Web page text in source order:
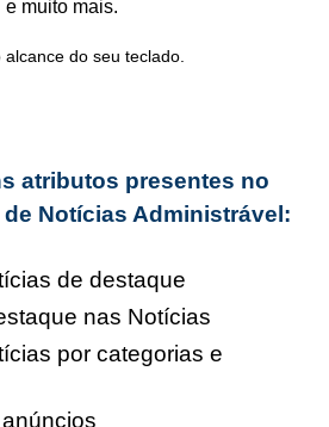
e muito mais.
alcance do seu teclado.
atributos presentes no
Notícias Administrável:
de destaque
nas Notícias
por categorias e